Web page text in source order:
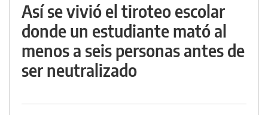
Así se vivió el tiroteo escolar
donde un estudiante mató al
menos a seis personas antes de
ser neutralizado